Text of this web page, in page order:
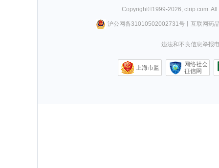
Copyright©1999-2026 ctrip.com .
沪公网备31010502002731号丨 互联网药
违法和不良信息举报
上海市监
网络社会
征信网